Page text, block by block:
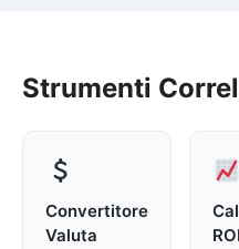
Strumenti
Convertitore
Valuta
ROI